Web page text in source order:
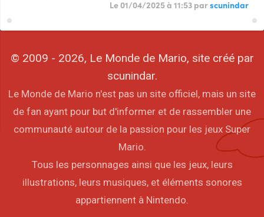
Le 01/04/2025 à 11:53 parscunindar
© 2009 - 2026, Le Monde de Mario, site créé par
scunindar.
Le Monde de Mario n'est pas un site officiel, mais un site
de fan ayant pour but d'informer et de rassembler une
communauté autour de la passion pour les jeux Super
Mario.
Tous les personnages ainsi que les jeux, leurs
illustrations, leurs musiques, et éléments sonores
appartiennent à Nintendo.